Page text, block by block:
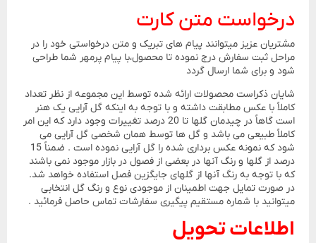
درخواست متن کارت
مشتریان عزیز میتوانند پیام های تبریک و متن درخواستی خود را در
مراحل ثبت سفارش درج نموده تا محصول،با پیام پرمهر شما طراحی
شود و برای شما ارسال گردد
شایان ذکراست محصولات ارائه شده توسط این مجموعه از نظر تعداد
کاملاً با عکس مطابقت داشته و با توجه به اینکه گل آرایی یک هنر
است گاهاً در چیدمان گلها تا 20 درصد تغییرات وجود دارد که این امر
کاملاً طبیعی می باشد و گل ها توسط همان شخصی گل آرایی می
شود که نمونه عکس برداری شده را گل آرایی نموده است . ضمناً 15
درصد از گلها و رنگ آنها در بعضی از فصول در بازار موجود نمی باشند
که با توجه به رنگ آنها از گلهای جایگزین فصل استفاده خواهد شد.
در صورت تمایل جهت اطمینان از موجودی نوع و رنگ گل انتخابی
میتوانید با شماره مستقیم پیگیری سفارشات تماس حاصل فرمائید .
اطلاعات تحویل